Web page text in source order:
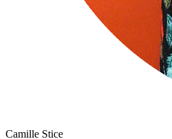
Camille Stice